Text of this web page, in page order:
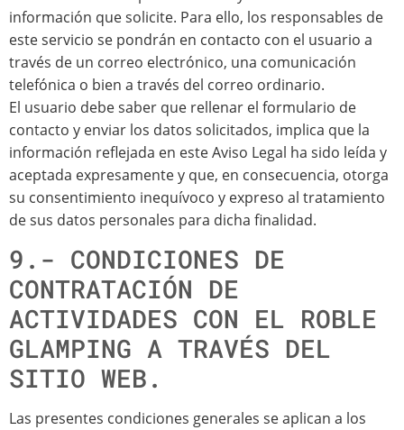
información que solicite. Para ello, los responsables de
este servicio se pondrán en contacto con el usuario a
través de un correo electrónico, una comunicación
telefónica o bien a través del correo ordinario.
El usuario debe saber que rellenar el formulario de
contacto y enviar los datos solicitados, implica que la
información reflejada en este Aviso Legal ha sido leída y
aceptada expresamente y que, en consecuencia, otorga
su consentimiento inequívoco y expreso al tratamiento
de sus datos personales para dicha finalidad.
9.- CONDICIONES DE
CONTRATACIÓN DE
ACTIVIDADES CON EL ROBLE
GLAMPING A TRAVÉS DEL
SITIO WEB.
Las presentes condiciones generales se aplican a los